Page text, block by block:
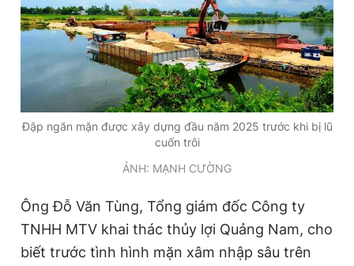
Đập ngăn mặn được xây dựng đầu năm 2025 trước khi bị lũ
cuốn trôi
ẢNH: MẠNH CƯỜNG
Ông Đỗ Văn Tùng, Tổng giám đốc Công ty
TNHH MTV khai thác thủy lợi Quảng Nam, cho
biết trước tình hình mặn xâm nhập sâu trên